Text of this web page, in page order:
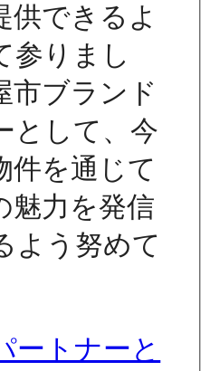
供できるよ
参りまし
市ブランド
として、今
件を通じて
魅力を発信
よう努めて
ートナーと